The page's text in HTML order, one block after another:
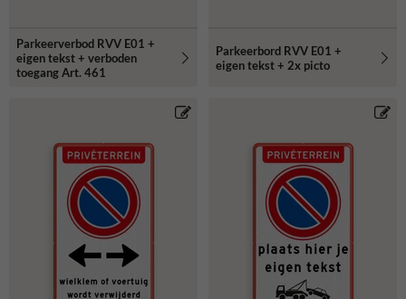
Parkeerverbod RVV E01 +
eigen tekst + verboden
toegang Art. 461
Parkeerbord RVV E01 +
eigen tekst + 2x picto